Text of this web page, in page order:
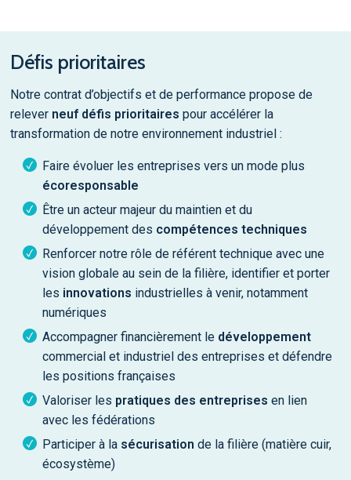
Défis prioritaires
Notre contrat d’objectifs et de performance propose de
relever neuf défis prioritaires pour accélérer la
transformation de notre environnement industriel :
Faire évoluer les entreprises vers un mode plus
écoresponsable
Être un acteur majeur du maintien et du
développement des compétences techniques
Renforcer notre rôle de référent technique avec une
vision globale au sein de la filière, identifier et porter
les innovations industrielles à venir, notamment
numériques
Accompagner financièrement le développement
commercial et industriel des entreprises et défendre
les positions françaises
Valoriser les pratiques des entreprises en lien
avec les fédérations
Participer à la sécurisation de la filière (matière cuir,
écosystème)